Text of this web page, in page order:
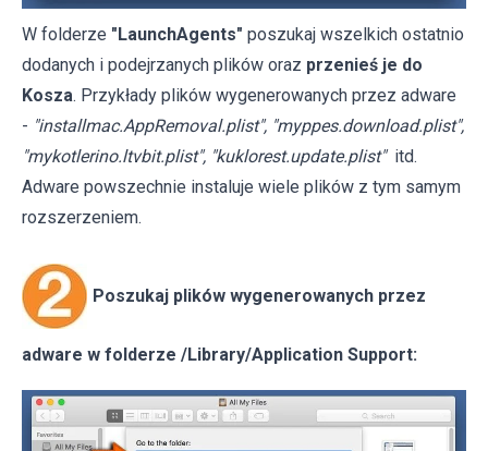
W folderze "LaunchAgents" poszukaj wszelkich ostatnio
dodanych i podejrzanych plików oraz przenieś je do
Kosza. Przykłady plików wygenerowanych przez adware
- "installmac.AppRemoval.plist", "myppes.download.plist",
"mykotlerino.ltvbit.plist", "kuklorest.update.plist" itd.
Adware powszechnie instaluje wiele plików z tym samym
rozszerzeniem.
Poszukaj plików wygenerowanych przez
adware w folderze /Library/Application Support: